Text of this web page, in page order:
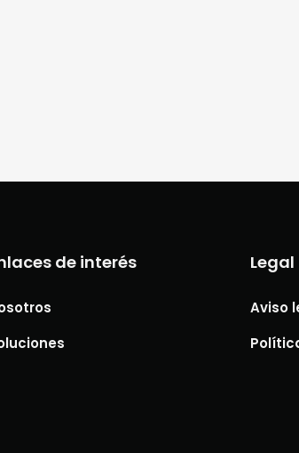
de interés Legal
Aviso